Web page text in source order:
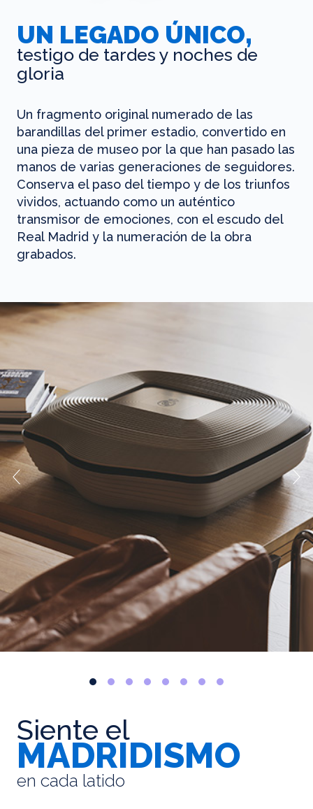
UN LEGADO ÚNICO,
testigo de tardes y noches de
gloria
Un fragmento original numerado de las
barandillas del primer estadio, convertido en
una pieza de museo por la que han pasado las
manos de varias generaciones de seguidores.
Conserva el paso del tiempo y de los triunfos
vividos, actuando como un auténtico
transmisor de emociones, con el escudo del
Real Madrid y la numeración de la obra
grabados.
Siente el
MADRIDISMO
en cada latido